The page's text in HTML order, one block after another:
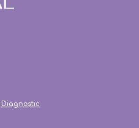
Diagnostic